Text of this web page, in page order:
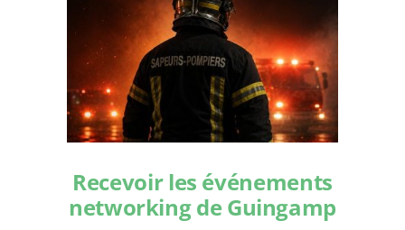
Recevoir les événements
networking de Guingamp